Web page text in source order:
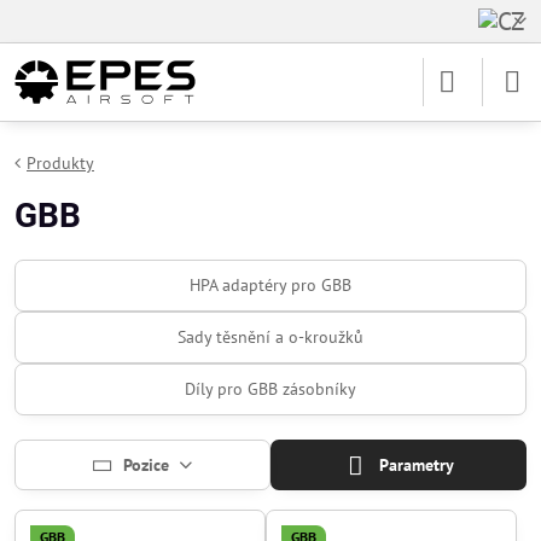
Produkty
GBB
HPA adaptéry pro GBB
Sady těsnění a o-kroužků
Díly pro GBB zásobníky
Pozice Parametry
GBB
GBB